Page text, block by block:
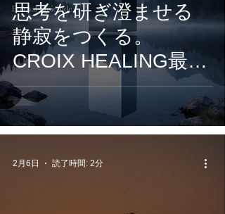
思考を研ぎ澄ませる
静寂をつくる。
CROIX HEALING最新
アルバム『 Eternal
Quietude: Timeless
Healing 』5月15日配
信開始
2月6日 読了時間: 2分